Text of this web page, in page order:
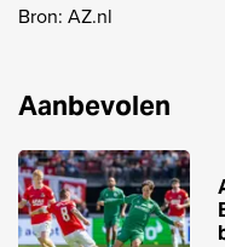
Bron: AZ.nl
Aanbevolen